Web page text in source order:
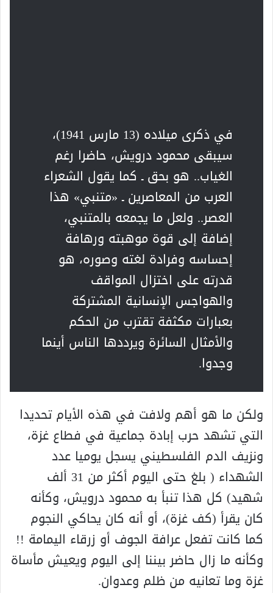
في ذكرى ميلاده (13 مارس 1941)،
سيبقى محمود درويش، حاضرا رغم
الغياب.. هو بحق ـ كما يقول الشعراء
العرب من المعاصرين ـ «متنبي» هذا
العصر.. ولعل ما يجمعه بالمتنبي،
إضافة إلى قوة موهبته ورهافة
إحساسه وفرادة لغته وصوره، هو
قدرته على اختزال المواقف
والهواجس الإنسانية المشتركة
بعبارات مكثفة تقترب من الحكم
والأمثال السائرة ويرددها الناس أينما
وجدوا.
ولكن ما هو أهم ولافت في هذه الأيام تحديدا
التي تشهد حرب إبادة جماعية في فطاع غزة،
ونزيف الدم الفلسطيني يسجل يوميا عدد
الشهداء ( بلغ حتى اليوم أكثر من 31 ألف
شهيد) كل هذا تنبأ به محمود درويش، وكأنه
كان يقرأ (كف غزة)، أو أنه كان يحاكي النجوم
كما كانت تفعل عرافة الجوف أو زرقاء اليمامة !!
وكأنه ما زال حاضر بيننا إلى اليوم ويعيش مأساة
غزة وما تعانيه من ظلم وعدوان.